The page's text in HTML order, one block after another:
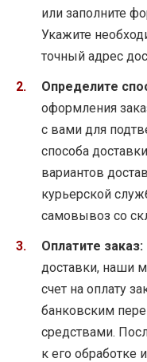
или заполните
Укажите
точный адрес
Определите
оформления
с вами для
способа
вариантов
курьерской
самовывоз со
Оплатите заказ:
доставки, наши
счет на оплату
банковским
средствами.
к его обработке